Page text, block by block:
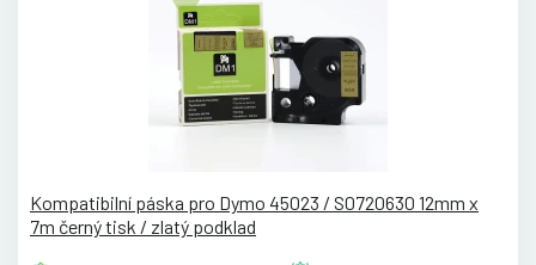
Kompatibilní páska pro Dymo 45023 / S0720630 12mm x
7m černý tisk / zlatý podklad